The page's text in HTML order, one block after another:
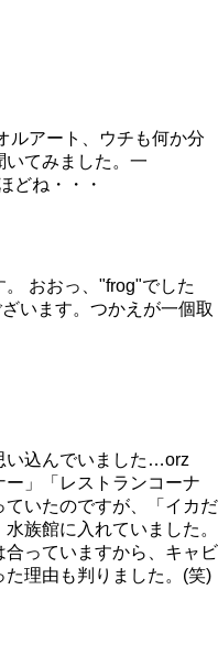
ルアート、ウチも何か分
てみました。一
どね・・・
おおっ、"frog"でした
います。つかえが一個取
い込んでいました…orz
ー」「レストランコーナ
いたのですが、「イカだ
族館に入れていました。
っていますから、キャビ
理由も判りました。(笑)